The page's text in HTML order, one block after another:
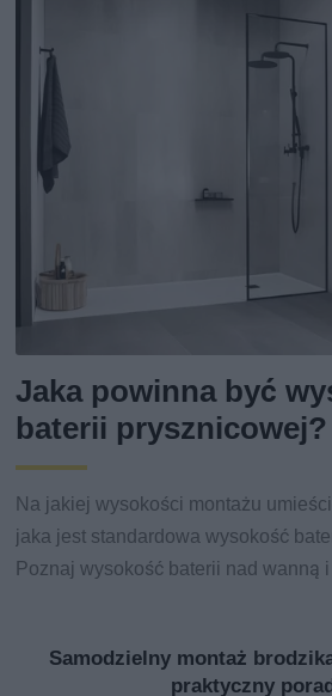
Jaka powinna być
baterii
Na jakiej wysokości montażu
jaka jest standardowa wysokość
Poznaj wysokość baterii nad wanną
Samodzielny montaż
praktyczny